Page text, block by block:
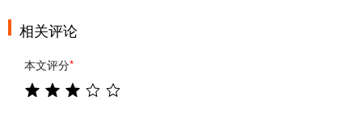
相关评论
本文评分*